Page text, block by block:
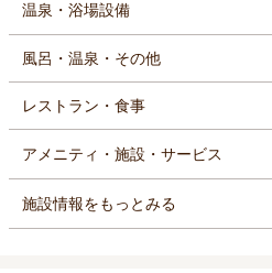
温泉・浴場設備
風呂・温泉・その他
レストラン・食事
アメニティ・施設・サービス
施設情報をもっとみる